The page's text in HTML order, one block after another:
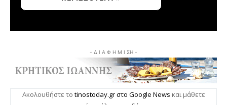
- Δ Ι Α Φ Η Μ Ι ΣΗ -
Ακολουθήστε το tinostoday.gr στο Google News και μάθετε